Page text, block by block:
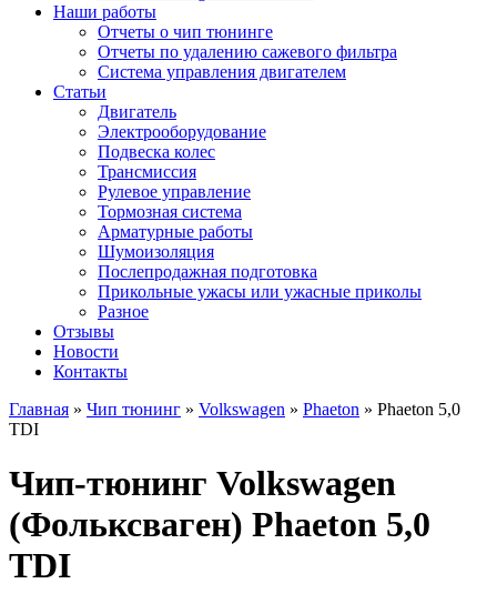
Наши работы
Отчеты о чип тюнинге
Отчеты по удалению сажевого фильтра
Система управления двигателем
Статьи
Двигатель
Электрооборудование
Подвеска колес
Трансмиссия
Рулевое управление
Тормозная система
Арматурные работы
Шумоизоляция
Послепродажная подготовка
Прикольные ужасы или ужасные приколы
Разное
Отзывы
Новости
Контакты
Главная » Чип тюнинг » Volkswagen » Phaeton » Phaeton 5,0
TDI
Чип-тюнинг Volkswagen
(Фольксваген) Phaeton 5,0
TDI